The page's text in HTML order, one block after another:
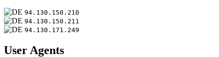
94.130.150.210
94.130.150.211
94.130.171.249
User Agents